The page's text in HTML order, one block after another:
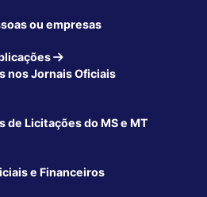
ou empresas
nos Jornais Oficiais
Licitações do MS e MT
e Financeiros